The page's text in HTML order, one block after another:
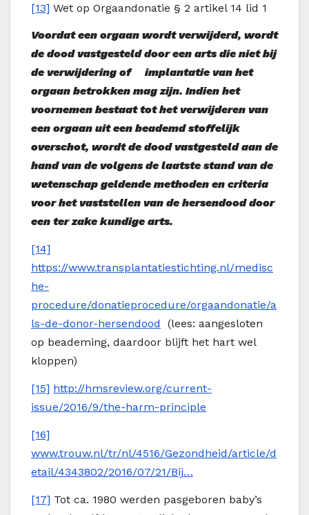
[13] Wet op Orgaandonatie § 2 artikel 14 lid 1
Voordat een orgaan wordt verwijderd, wordt
de dood vastgesteld door een arts die niet bij
de verwijdering of implantatie van het
orgaan betrokken mag zijn. Indien het
voornemen bestaat tot het verwijderen van
een orgaan uit een beademd stoffelijk
overschot, wordt de dood vastgesteld aan de
hand van de volgens de laatste stand van de
wetenschap geldende methoden en criteria
voor het vaststellen van de hersendood door
een ter zake kundige arts.
[14]
https://www.transplantatiestichting.nl/medisc
he-
procedure/donatieprocedure/orgaandonatie/a
ls-de-donor-hersendood
(lees: aangesloten
op beademing, daardoor blijft het hart wel
kloppen)
[15] http://hmsreview.org/current-
issue/2016/9/the-harm-principle
[16]
www.trouw.nl/tr/nl/4516/Gezondheid/article/d
etail/4343802/2016/07/21/Bij…
[17] Tot ca. 1980 werden pasgeboren baby’s